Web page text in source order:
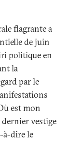
flagrante a
de juin
politique en
la
par le
est mon
dernier vestige
à-dire le